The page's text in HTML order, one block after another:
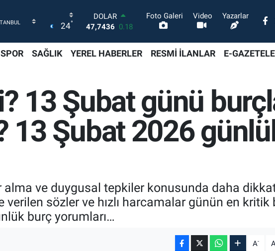
24°
DOLAR
47,7436 0.18
STERLİN
6660.55
BİST100
13.779 -14
BITCOIN
64.959,79 1.11
Foto Galeri Video Yazarlar
SPOR SAĞLIK YEREL HABERLER RESMİ İLANLAR E-
13 Şubat günü
13 Şubat 2026
ve duygusal tepkiler konusunda daha
sözler ve hızlı harcamalar günün en kritik
burç yorumları…
A- A